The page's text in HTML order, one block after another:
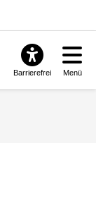
Barrierefrei Menü